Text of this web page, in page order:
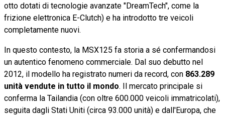
otto dotati di tecnologie avanzate "DreamTech", come la
frizione elettronica E-Clutch) e ha introdotto tre veicoli
completamente nuovi.
In questo contesto, la MSX125 fa storia a sé confermandosi
un autentico fenomeno commerciale. Dal suo debutto nel
2012, il modello ha registrato numeri da record, con 863.289
unità vendute in tutto il mondo. Il mercato principale si
conferma la Tailandia (con oltre 600.000 veicoli immatricolati),
seguita dagli Stati Uniti (circa 93.000 unità) e dall'Europa, che